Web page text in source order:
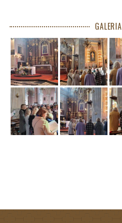
GALERIA